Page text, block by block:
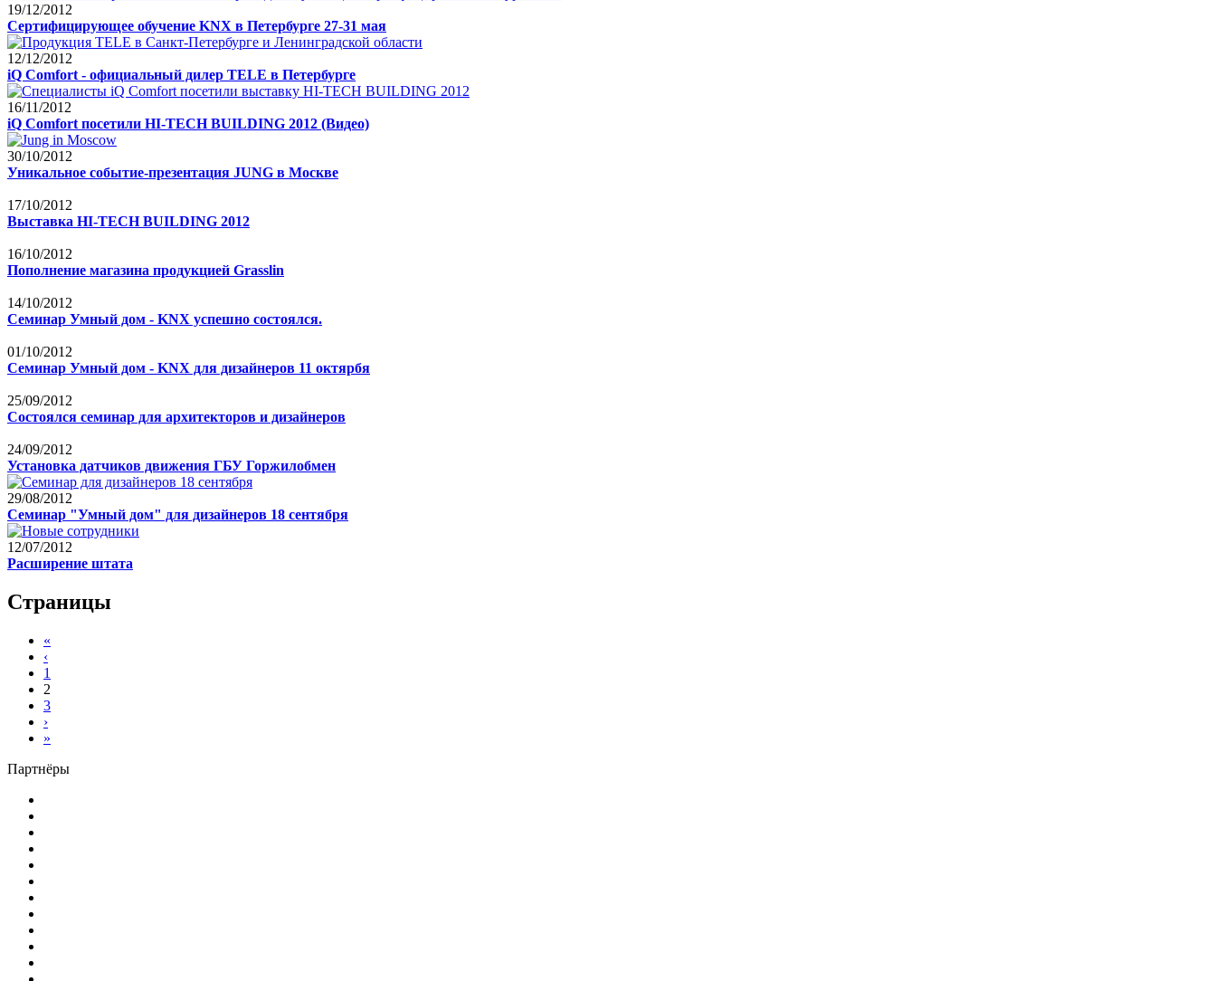
19/12/2012
Сертифицирующее обучение KNX в Петербурге 27-31 мая
12/12/2012
iQ Comfort - официальный дилер TELE в Петербурге
16/11/2012
iQ Comfort посетили HI-TECH BUILDING 2012 (Видео)
30/10/2012
Уникальное событие-презентация JUNG в Москве
17/10/2012
Выставка HI-TECH BUILDING 2012
16/10/2012
Пополнение магазина продукцией Grasslin
14/10/2012
Семинар Умный дом - KNX успешно состоялся.
01/10/2012
Семинар Умный дом - KNX для дизайнеров 11 октярбя
25/09/2012
Состоялся семинар для архитекторов и дизайнеров
24/09/2012
Установка датчиков движения ГБУ Горжилобмен
29/08/2012
Семинар "Умный дом" для дизайнеров 18 сентября
12/07/2012
Расширение штата
Страницы
«
‹
1
2
3
›
»
Партнёры